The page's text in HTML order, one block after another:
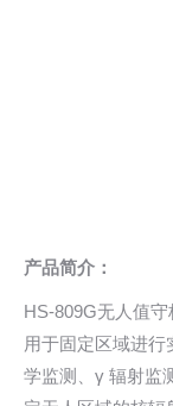
产品简介：
HS-809G无人值守
用于固定区域进
学监测、γ 辐射监